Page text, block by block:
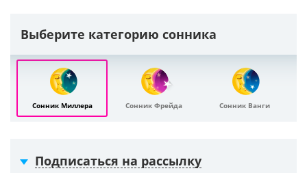
Выберите категорию сонника
Сонник Миллера Сонник Фрейда Сонник Ванги
Подписаться на рассылку